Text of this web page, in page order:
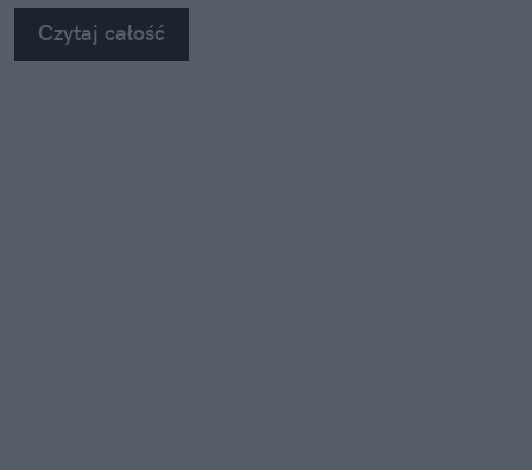
prostu się nam należą – zauważa Karolina
Kownacka, psycholożka.
Czytaj całość